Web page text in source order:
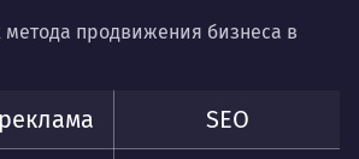
метода продвижения бизнеса в
SEO